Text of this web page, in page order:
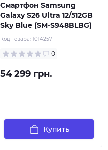
Смартфон Samsung
Galaxy S26 Ultra 12/512GB
Sky Blue (SM-S948BLBG)
Код товара: 1014257
0
54 299 грн.
Купить